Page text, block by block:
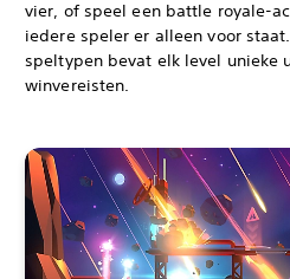
vier, of speel een battle royale-
iedere speler er alleen voor
speltypen bevat elk level unieke
winvereisten.